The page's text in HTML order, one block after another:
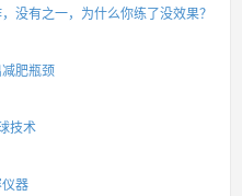
没有之一，为什么你练了没效果？
肥瓶颈
技术
器